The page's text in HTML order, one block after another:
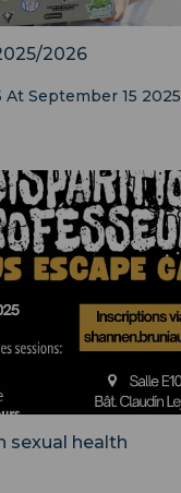
2026
At September 15 2025
sexual health